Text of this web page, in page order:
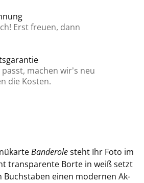
Erst freuen, dann
machen wir’s neu
die Kosten.
Ban­de­ro­lesteht Ihr Foto im
trans­pa­ren­te Borte in weiß setzt
einen mo­der­nen Ak­